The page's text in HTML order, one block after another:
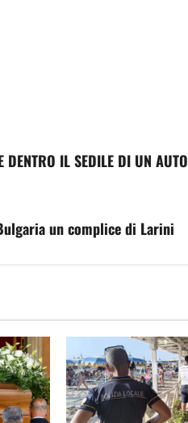
IL SEDILE DI UN
un complice di Larini